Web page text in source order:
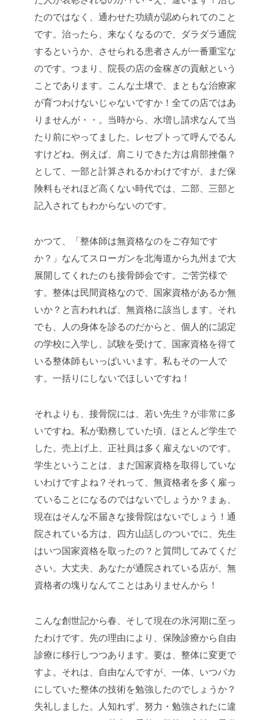
たのではなく、通わせた功績が認められてのこと
です。治ったら、来なくなるので、ダラダラ通院
するというか、させられる患者さんが一番重宝な
のです。つまり、院長の店の金稼ぎの貢献という
ことであります。こんな土壌で、まともな治療家
が育つわけないじゃないですか！全ての店ではあ
りませんが・・。当時から、水増し請求なんて当
たり前にやってました。レセプトって呼んでるん
すけどね。例えば、肩こりできた方は肩部挫傷？
として、一部と計算されるかわけですが、まだ保
険料もそれほど高くない時代では、二部、三部と
記入されてもわからないのです。
かつて、「整体師は無資格なのをご存知です
か？」なんてスローガンを北海道から九州まで大
展開してくれたのも接骨師会です。ご苦労様で
す。整体は民間資格なので、国家資格があるか無
いか？と言われれば、無資格に該当します。それ
でも、人の身体を診るのだからと、個人的に認定
の学校に入学し、試験を受けて、国家資格を得て
いる整体師もいっぱいいます。私もその一人で
す。一括りにしないでほしいですね！
それよりも、接骨院には、若い先生？が非常に多
いですね。私が勤務していた頃、ほとんど学生で
した。売上げ上、正社員は多く雇えないのです。
学生ということは、まだ国家資格を取得していな
いわけですよね？それって、無資格者を多く雇っ
ていることになるのではないでしょうか？まぁ、
現在はそんな不届きな接骨院はないでしょう！通
院されている方は、四方山話しのついでに、先生
はいつ国家資格を取ったの？と質問してみてくだ
さい。大丈夫、あなたが通院されている店が、無
資格者の塊りなんてことはありませんから！
こんな創世記から春、そして現在の氷河期に至っ
たわけです。先の理由により、保険診療から自由
診療に移行しつつあります。要は、整体に変更で
すよ。それは、自由なんですが、一体、いつバカ
にしていた整体の技術を勉強したのでしょうか？
失礼しました。人知れず、努力・勉強されたに違